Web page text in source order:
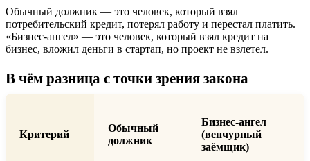
Обычный должник — это человек, который взял
потребительский кредит, потерял работу и перестал платить.
«Бизнес-ангел» — это человек, который взял кредит на
бизнес, вложил деньги в стартап, но проект не взлетел.
В чём разница с точки зрения закона
Критерий
Обычный
должник
Бизнес-ангел
(венчурный
заёмщик)